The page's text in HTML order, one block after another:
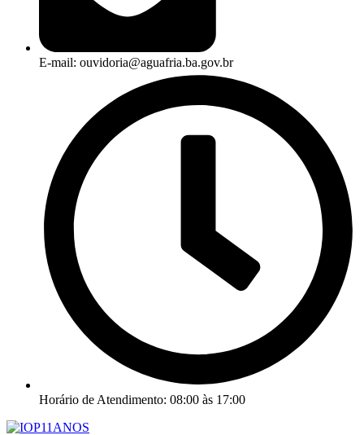
E-mail: ouvidoria@aguafria.ba.gov.br
Horário de Atendimento: 08:00 às 17:00